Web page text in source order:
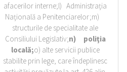
afacerilor interne;l) Administraţia
Naţională a Penitenciarelor;m)
structurile de specialitate ale
Consiliului Legislativ;n) poliţia
locală;o) alte servicii publice
stabilite prin lege, care îndeplinesc